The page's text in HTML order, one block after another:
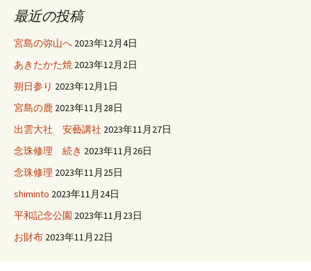
最近の投稿
宮島の弥山へ 2023年12月4日
あきたかた焼 2023年12月2日
朔日参り 2023年12月1日
宮島の鹿 2023年11月28日
出雲大社 安藝講社 2023年11月27日
念珠修理 続き 2023年11月26日
念珠修理 2023年11月25日
shiminto 2023年11月24日
平和記念公園 2023年11月23日
お財布 2023年11月22日